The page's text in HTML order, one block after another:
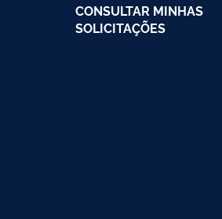
CONSULTAR MINHAS
SOLICITAÇÕES